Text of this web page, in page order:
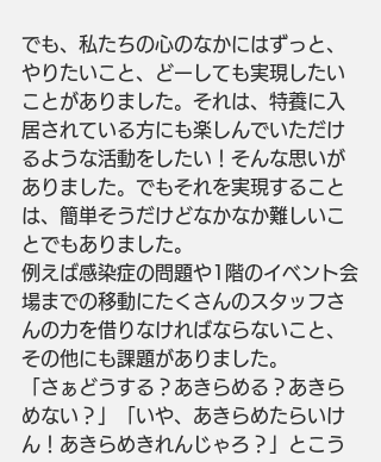
でも、私たちの心のなかにはずっと、
やりたいこと、どーしても実現したい
ことがありました。それは、特養に入
居されている方にも楽しんでいただけ
るような活動をしたい！そんな思いが
ありました。でもそれを実現すること
は、簡単そうだけどなかなか難しいこ
とでもありました。
例えば感染症の問題や1階のイベント会
場までの移動にたくさんのスタッフさ
んの力を借りなければならないこと、
その他にも課題がありました。
「さぁどうする？あきらめる？あきら
めない？」「いや、あきらめたらいけ
ん！あきらめきれんじゃろ？」とこう